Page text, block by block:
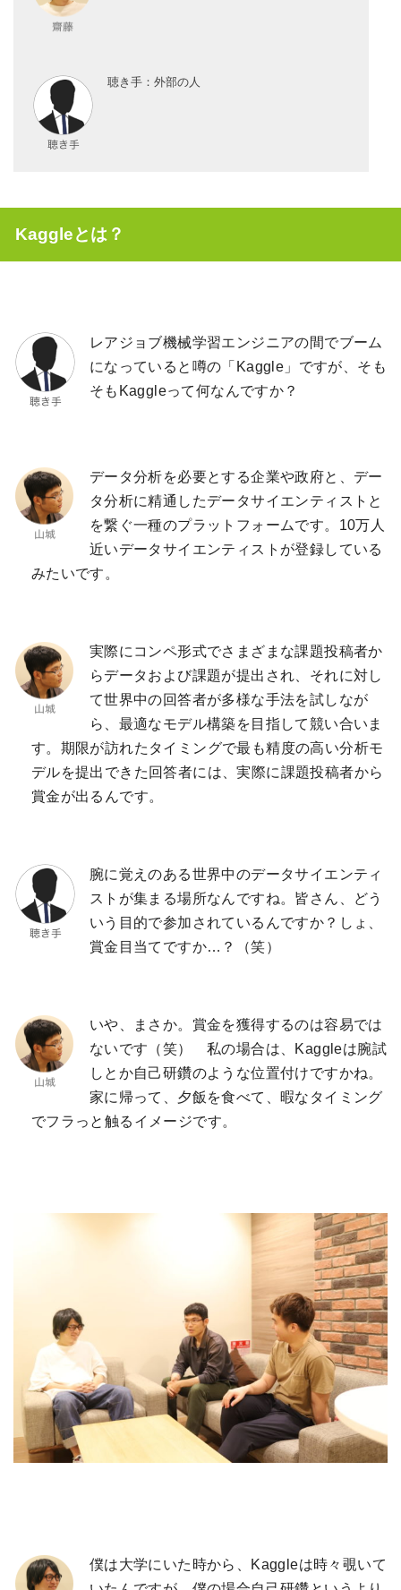
聴き手：外部の人
Kaggleとは？
レアジョブ機械学習エンジニアの間でブーム
になっていると噂の「Kaggle」ですが、そも
そもKaggleって何なんですか？
データ分析を必要とする企業や政府と、デー
タ分析に精通したデータサイエンティストと
を繋ぐ一種のプラットフォームです。10万人
近いデータサイエンティストが登録している
みたいです。
実際にコンペ形式でさまざまな課題投稿者か
らデータおよび課題が提出され、それに対し
て世界中の回答者が多様な手法を試しなが
ら、最適なモデル構築を目指して競い合いま
す。期限が訪れたタイミングで最も精度の高い分析モ
デルを提出できた回答者には、実際に課題投稿者から
賞金が出るんです。
腕に覚えのある世界中のデータサイエンティ
ストが集まる場所なんですね。皆さん、どう
いう目的で参加されているんですか？しょ、
賞金目当てですか…？（笑）
いや、まさか。賞金を獲得するのは容易では
ないです（笑） 私の場合は、Kaggleは腕試
しとか自己研鑽のような位置付けですかね。
家に帰って、夕飯を食べて、暇なタイミング
でフラっと触るイメージです。
僕は大学にいた時から、Kaggleは時々覗いて